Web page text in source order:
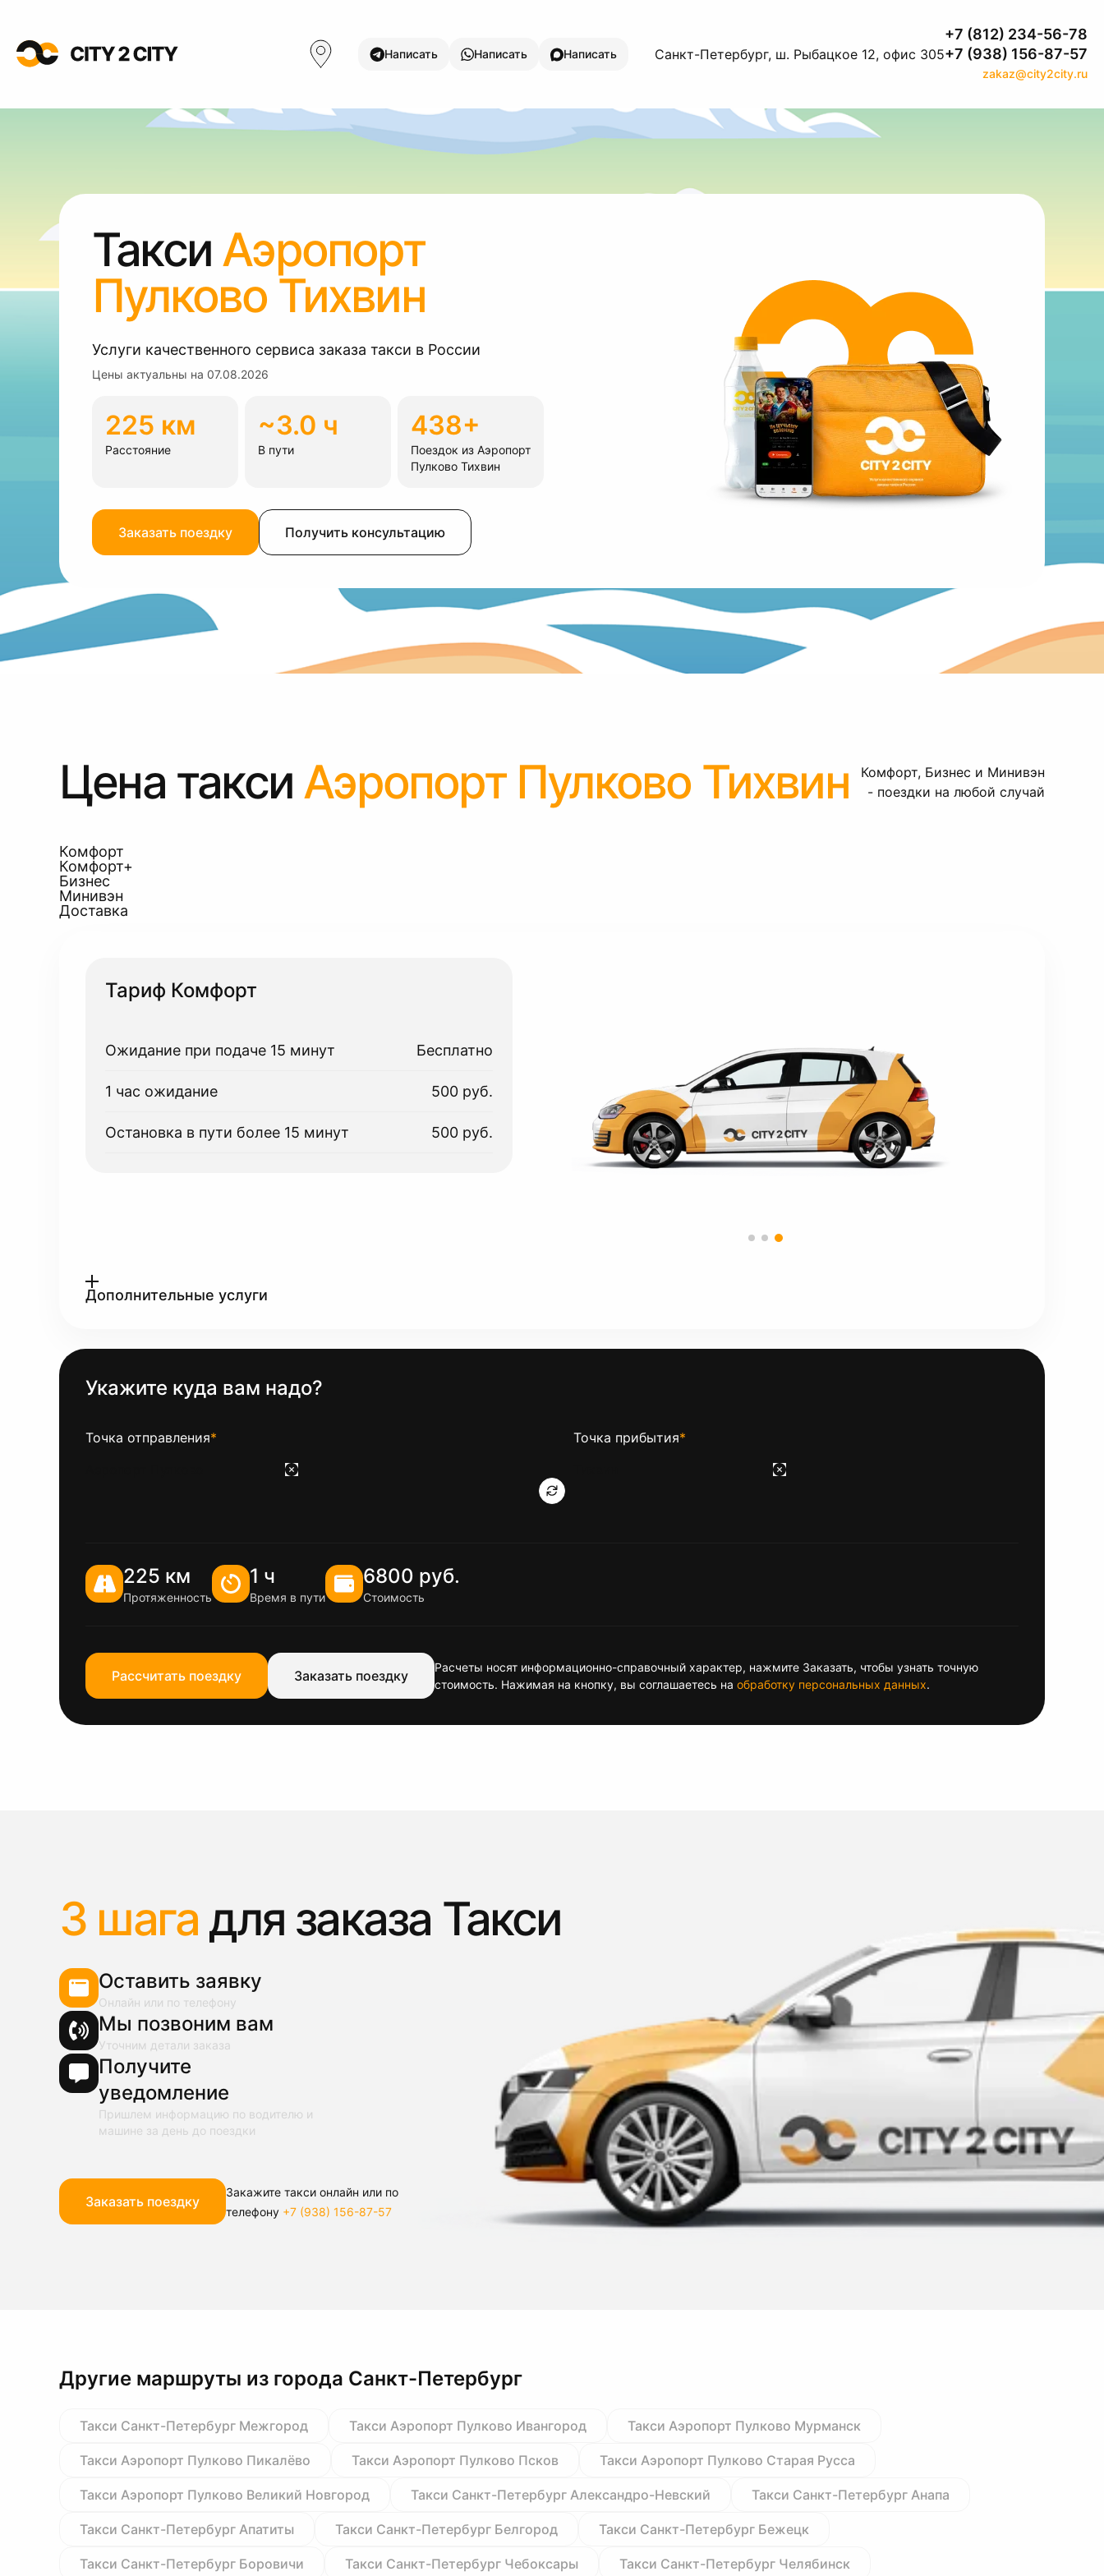
Написать Написать Написать Санкт-Петербург, ш. Рыбацкое 12, офис 305
+7 (812) 234-56-78
+7 (938) 156-87-57
zakaz@city2city.ru
Такси Аэропорт
Пулково Тихвин
Услуги качественного сервиса заказа такси в России
Цены актуальны на 07.08.2026
225 км
Расстояние
~3.0 ч
В пути
438+
Поездок из Аэропорт
Пулково Тихвин
Заказать поездку Получить консультацию
Цена такси Аэропорт Пулково Тихвин
Комфорт, Бизнес и Минивэн
- поездки на любой случай
Комфорт
Комфорт+
Бизнес
Минивэн
Доставка
Тариф Комфорт
Ожидание при подаче 15 минут Бесплатно
1 час ожидание 500 руб.
Остановка в пути более 15 минут 500 руб.
Дополнительные услуги
Укажите куда вам надо?
Точка отправления* Точка прибытия*
225 км
Протяженность
1 ч
Время в пути
6800 руб.
Стоимость
Рассчитать поездку Заказать поездку
Расчеты носят информационно-справочный характер, нажмите Заказать, чтобы узнать точную
стоимость. Нажимая на кнопку, вы соглашаетесь на обработку персональных данных.
3 шага для заказа Такси
Оставить заявку
Онлайн или по телефону
Мы позвоним вам
Уточним детали заказа
Получите
уведомление
Пришлем информацию по водителю и
машине за день до поездки
Заказать поездку
Закажите такси онлайн или по
телефону +7 (938) 156-87-57
Другие маршруты из города Санкт-Петербург
Такси Санкт-Петербург Межгород Такси Аэропорт Пулково Ивангород Такси Аэропорт Пулково Мурманск
Такси Аэропорт Пулково Пикалёво Такси Аэропорт Пулково Псков Такси Аэропорт Пулково Старая Русса
Такси Аэропорт Пулково Великий Новгород Такси Санкт-Петербург Александро-Невский Такси Санкт-Петербург Анапа
Такси Санкт-Петербург Апатиты Такси Санкт-Петербург Белгород Такси Санкт-Петербург Бежецк
Такси Санкт-Петербург Боровичи Такси Санкт-Петербург Чебоксары Такси Санкт-Петербург Челябинск